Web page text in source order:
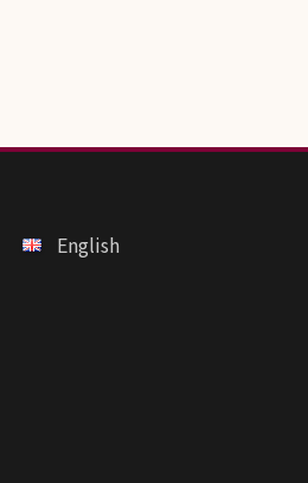
English